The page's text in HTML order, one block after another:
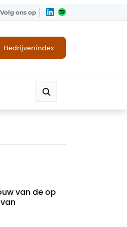
Volg ons op
Bedrijvenindex
van de op